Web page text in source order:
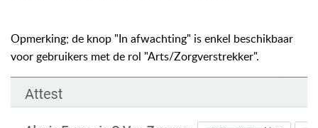
Opmerking; de knop "In afwachting" is enkel beschikbaar
voor gebruikers met de rol "Arts/Zorgverstrekker".